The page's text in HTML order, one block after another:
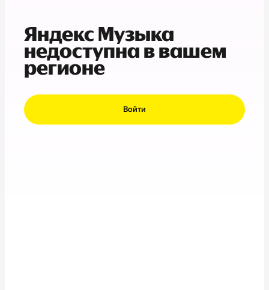
Яндекс Музыка
недоступна в вашем
регионе
Войти